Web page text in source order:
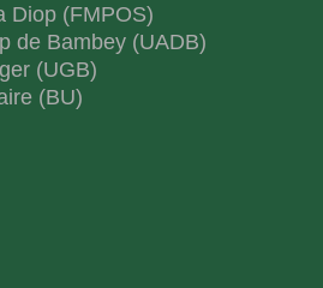
Diop (FMPOS)
de Bambey (UADB)
(UGB)
(BU)